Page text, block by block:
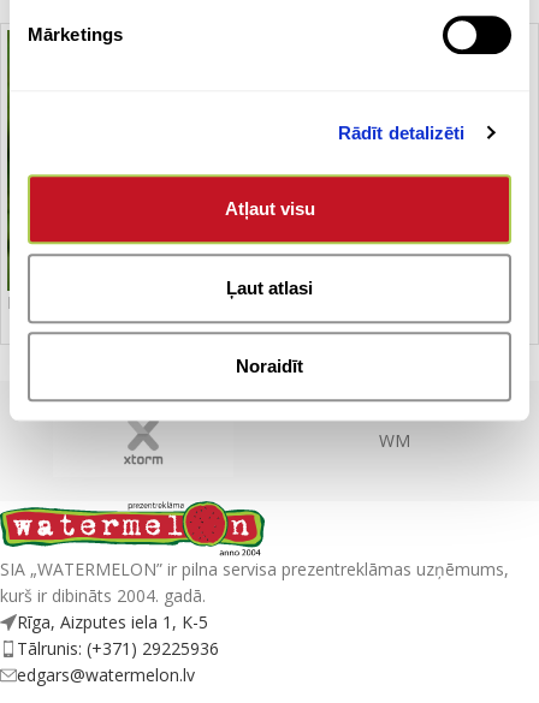
Mārketings
Rādīt detalizēti
Atļaut visu
Ļaut atlasi
Noraidīt
Dāvanu letas
WM
SIA „WATERMELON” ir pilna servisa prezentreklāmas uzņēmums,
kurš ir dibināts 2004. gadā.
Rīga, Aizputes iela 1, K-5
Tālrunis: (+371) 29225936
edgars@watermelon.lv